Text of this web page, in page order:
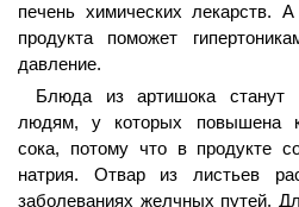
печень химических лекарств.
продукта поможет
давление.
Блюда из артишока
людям, у которых повышена
сока, потому что в продукте
натрия. Отвар из листьев
заболеваниях желчных путей.